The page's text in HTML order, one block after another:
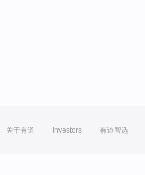
关于有道 Investors 有道智选